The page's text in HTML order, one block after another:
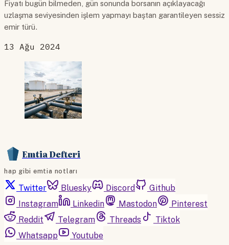
Fiyatı bugün bilmeden, gün sonunda borsanın açıklayacağı
uzlaşma seviyesinden işlem yapmayı baştan garantileyen sessiz
emir türü.
13 Ağu 2024
Emtia Defteri
hap gibi emtia notları
Twitter Bluesky Discord
Github
Instagram
Linkedin Mastodon
Pinterest
Reddit
Telegram Threads
Tiktok
Whatsapp
Youtube